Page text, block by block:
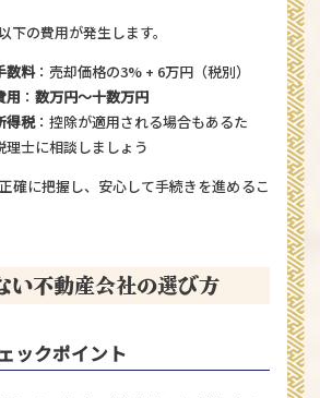
下の費用が発生します。
数料：売却価格の3% + 6万円（税別）
用 ：数万円〜十数万円
得税：控除が適用される場合もあるた
理士に相談しましょう
確に把握し、安心して手続きを進めるこ
い不動産会社の選び方
ックポイント